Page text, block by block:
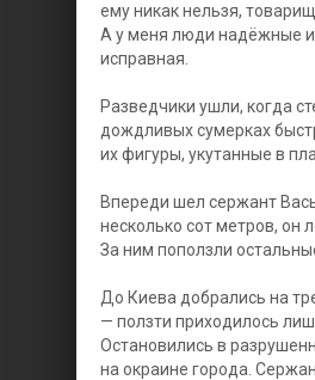
ему никак нельзя,
А у меня люди надёжные
исправная.
Разведчики ушли, когда
дождливых сумерках
их фигуры, укутанные в
Впереди шел сержант
несколько сот метров, он
За ним поползли
До Киева добрались на
— ползти приходилось
Остановились в
на окраине города.